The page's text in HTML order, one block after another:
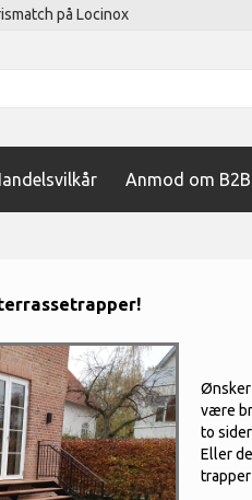
på Locinox
Anmod om
Ønsker
være
to
Eller
trapper